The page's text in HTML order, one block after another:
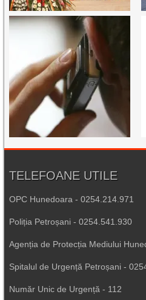
TELEFOANE UTILE
OPC Hunedoara - 0254.214.971
Poliția Petroșani - 0254.541.930
Agenția de Protecția Mediului
Spitalul de Urgență Petroșani -
Număr Unic de Urgență - 112